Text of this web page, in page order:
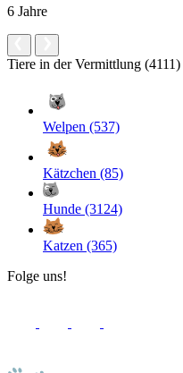
6 Jahre
Tiere in der Vermittlung (4111)
Welpen (537)
Kätzchen (85)
Hunde (3124)
Katzen (365)
Folge uns!